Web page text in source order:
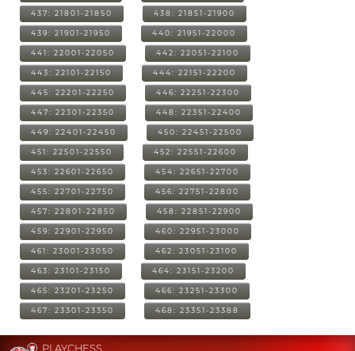
437: 21801-21850 438: 21851-21900
439: 21901-21950 440: 21951-22000
441: 22001-22050 442: 22051-22100
443: 22101-22150 444: 22151-22200
445: 22201-22250 446: 22251-22300
447: 22301-22350 448: 22351-22400
449: 22401-22450 450: 22451-22500
451: 22501-22550 452: 22551-22600
453: 22601-22650 454: 22651-22700
455: 22701-22750 456: 22751-22800
457: 22801-22850 458: 22851-22900
459: 22901-22950 460: 22951-23000
461: 23001-23050 462: 23051-23100
463: 23101-23150 464: 23151-23200
465: 23201-23250 466: 23251-23300
467: 23301-23350 468: 23351-23388
PLAYCHESS